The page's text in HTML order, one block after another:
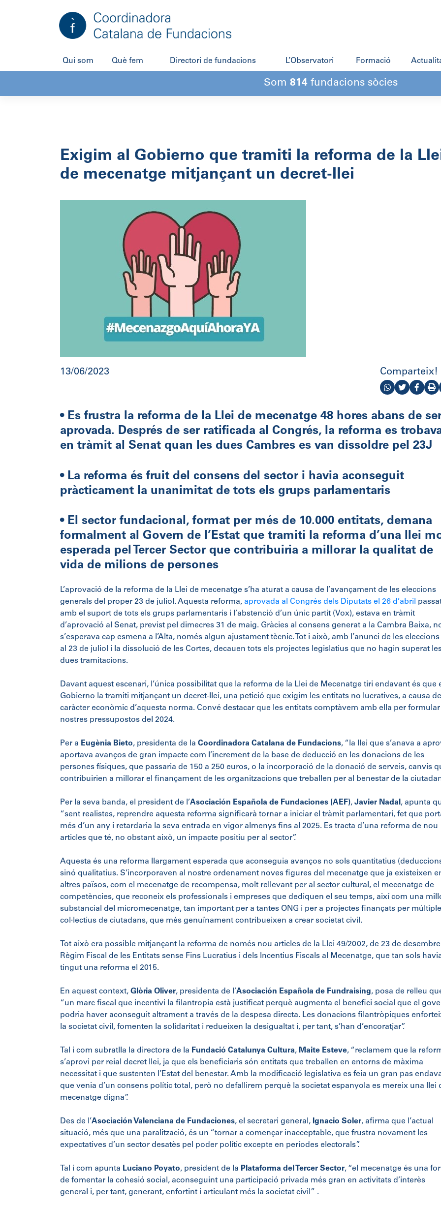
Qui som Què fem Directori de fundacions L’Observatori Formació
Som 814 fundacions sòcies
Exigim al Gobierno que tramiti la reforma de la
de mecenatge mitjançant un decret-llei
13/06/2023 Comparteix!
• Es frustra la reforma de la Llei de mecenatge 48 hores abans de
aprovada. Després de ser ratificada al Congrés, la reforma es
en tràmit al Senat quan les dues Cambres es van dissoldre pel 23J
• La reforma és fruit del consens del sector i havia aconseguit
pràcticament la unanimitat de tots els grups parlamentaris
• El sector fundacional, format per més de 10.000 entitats, demana
formalment al Govern de l’Estat que tramiti la reforma d’una llei
esperada pel Tercer Sector que contribuiria a millorar la qualitat de
vida de milions de persones
L’aprovació de la reforma de la Llei de mecenatge s’ha aturat a causa de l’avançament de les eleccions
generals del proper 23 de juliol. Aquesta reforma, aprovada al Congrés dels Diputats el 26 d’abril
amb el suport de tots els grups parlamentaris i l’abstenció d’un únic partit (Vox), estava en tràmit
d’aprovació al Senat, previst pel dimecres 31 de maig. Gràcies al consens generat a la Cambra Baixa,
s’esperava cap esmena a l’Alta, només algun ajustament tècnic. Tot i això, amb l’anunci de les
al 23 de juliol i la dissolució de les Cortes, decauen tots els projectes legislatius que no hagin superat
dues tramitacions.
Davant aquest escenari, l’única possibilitat que la reforma de la Llei de Mecenatge tiri endavant és que
Gobierno la tramiti mitjançant un decret-llei, una petició que exigim les entitats no lucratives, a causa del
caràcter econòmic d’aquesta norma. Convé destacar que les entitats comptàvem amb ella per formular
nostres pressupostos del 2024.
Per a Eugènia Bieto, presidenta de la Coordinadora Catalana de Fundacions, “la llei que s’anava a
aportava avanços de gran impacte com l’increment de la base de deducció en les donacions de les
persones físiques, que passaria de 150 a 250 euros, o la incorporació de la donació de serveis, canvis
contribuirien a millorar el finançament de les organitzacions que treballen per al benestar de la
Per la seva banda, el president de l’Asociación Española de Fundaciones (AEF), Javier Nadal , apunta
“sent realistes, reprendre aquesta reforma significarà tornar a iniciar el tràmit parlamentari, fet que
més d’un any i retardaria la seva entrada en vigor almenys fins al 2025. Es tracta d’una reforma de nou
articles que té, no obstant això, un impacte positiu per al sector”.
Aquesta és una reforma llargament esperada que aconseguia avanços no sols quantitatius
sinó qualitatius. S’incorporaven al nostre ordenament noves figures del mecenatge que ja existeixen
altres països, com el mecenatge de recompensa, molt rellevant per al sector cultural, el mecenatge de
competències, que reconeix els professionals i empreses que dediquen el seu temps, així com una
substancial del micromecenatge, tan important per a tantes ONG i per a projectes finançats per
col·lectius de ciutadans, que més genuïnament contribueixen a crear societat civil.
Tot això era possible mitjançant la reforma de només nou articles de la Llei 49/2002, de 23 de
Règim Fiscal de les Entitats sense Fins Lucratius i dels Incentius Fiscals al Mecenatge, que tan sols
tingut una reforma el 2015.
En aquest context, Glòria Oliver, presidenta de l’Asociación Española de Fundraising, posa de relleu
“un marc fiscal que incentivi la filantropia està justificat perquè augmenta el benefici social que el
podria haver aconseguit altrament a través de la despesa directa. Les donacions filantròpiques
la societat civil, fomenten la solidaritat i redueixen la desigualtat i, per tant, s’han d’encoratjar”.
Tal i com subratlla la directora de la Fundació Catalunya Cultura, Maite Esteve, “reclamem que la
s’aprovi per reial decret llei, ja que els beneficiaris són entitats que treballen en entorns de màxima
necessitat i que sustenten l’Estat del benestar. Amb la modificació legislativa es feia un gran pas
que venia d’un consens polític total, però no defallirem perquè la societat espanyola es mereix una llei
mecenatge digna”.
Des de l’Asociación Valenciana de Fundaciones, el secretari general, Ignacio Soler, afirma que l’actual
situació, més que una paralització, és un “tornar a començar inacceptable, que frustra novament les
expectatives d’un sector desatès pel poder polític excepte en períodes electorals”.
Tal i com apunta Luciano Poyato, president de la Plataforma del Tercer Sector, “el mecenatge és una
de fomentar la cohesió social, aconseguint una participació privada més gran en activitats d’interès
general i, per tant, generant, enfortint i articulant més la societat civil” .